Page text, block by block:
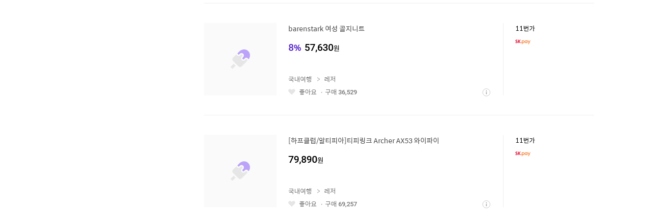
barenstark 여성 골지니트
8% 57,630원
11번가
좋 상
국내여행
레저
좋아요
구매 36,529
[하프클럽/알티피아]티피링크 Archer AX53 와이파이
79,890원
11번가
좋 상
국내여행
레저
좋아요
구매 69,257